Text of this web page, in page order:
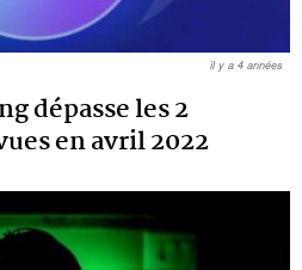
dépasse les 2
en avril 2022
il y a 4 années